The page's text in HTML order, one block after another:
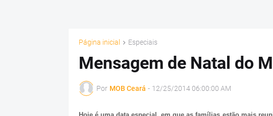
Página inicial Especiais
Mensagem de Natal do
Por MOB Ceará - 12/25/2014 06:00:00 AM